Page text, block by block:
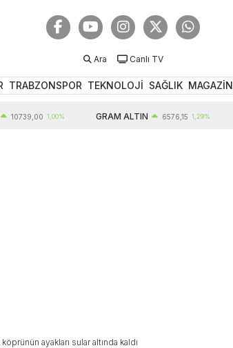
Ara Canlı TV
TRABZONSPOR TEKNOLOJİ SAĞLIK MAGAZİN
1,00% GRAM ALTIN 6576,15 1,29%
ayakları sular altında kaldı